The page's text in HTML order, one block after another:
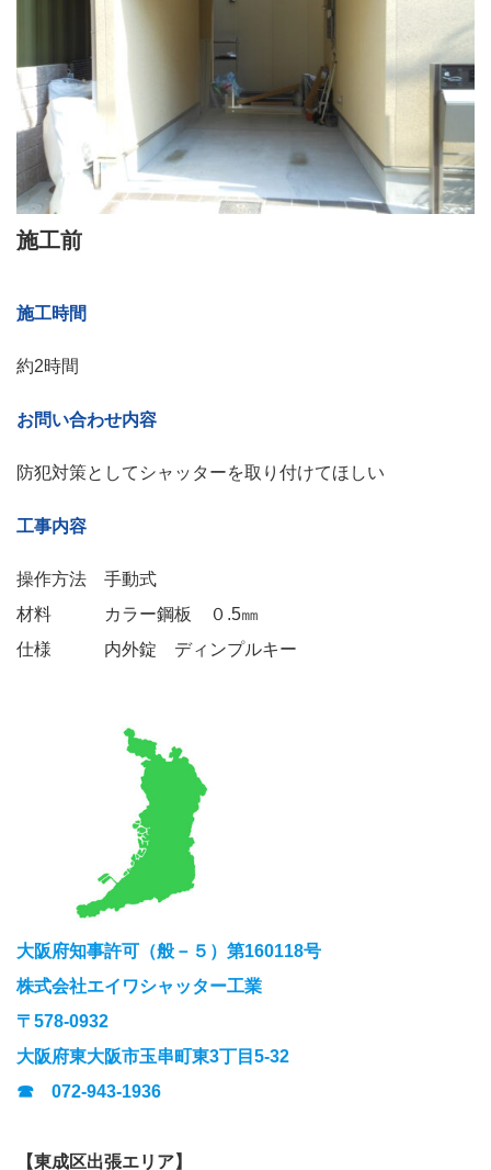
施工前
施工時間
約2時間
お問い合わせ内容
防犯対策としてシャッターを取り付けてほしい
工事内容
操作方法 手動式
材料 カラー鋼板 ０.5㎜
仕様 内外錠 ディンプルキー
大阪府知事許可（般－５）第160118号
株式会社エイワシャッター工業
〒578-0932
大阪府東大阪市玉串町東3丁目5-32
☎ 072-943-1936
【東成区出張エリア】